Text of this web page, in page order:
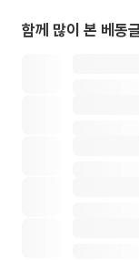
함께 많이 본 베동